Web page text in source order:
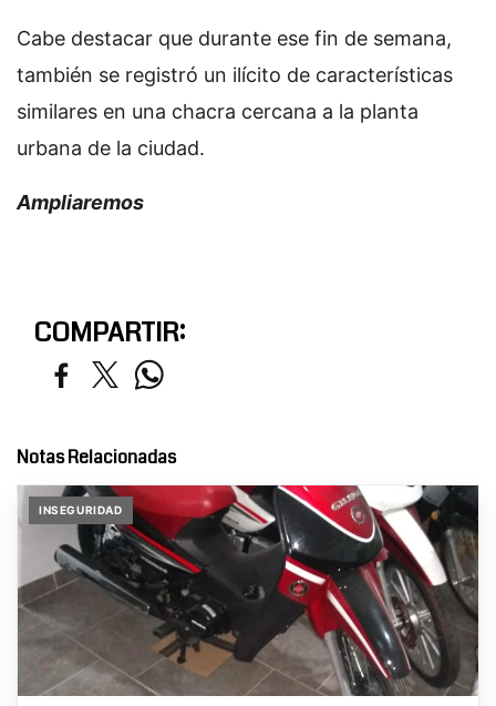
Cabe destacar que durante ese fin de semana,
también se registró un ilícito de características
similares en una chacra cercana a la planta
urbana de la ciudad.
Ampliaremos
COMPARTIR:
Notas Relacionadas
INSEGURIDAD